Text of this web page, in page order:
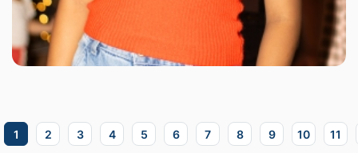
1 2 3 4 5 6 7 8 9 10 11